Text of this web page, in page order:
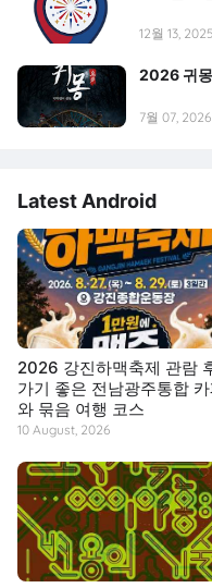
12월 13, 2025
2026 귀몽
7월 07, 2026
Latest Android
2026 강진하맥축제 관람
가기 좋은 전남광주통합 카
와 묶음 여행 코스
10 August, 2026